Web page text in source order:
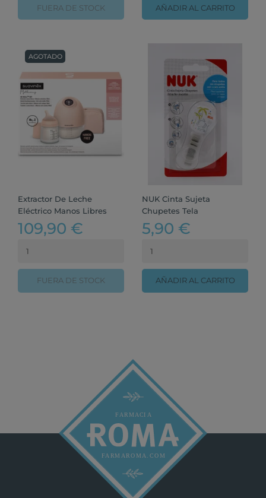
FUERA DE STOCK AÑADIR AL CARRITO
Extractor De Leche
Eléctrico Manos Libres
109,90 €
FUERA DE STOCK
AGOTADO
NUK Cinta Sujeta
Chupetes Tela
5,90 €
AÑADIR AL CARRITO